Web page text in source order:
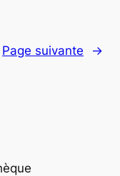
Page suivante →